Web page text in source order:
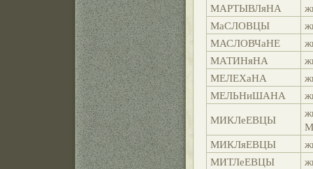
МАРТЫВЛяНА
МаСЛОВЦЫ
МАСЛОВЧаНЕ
МАТИНяНА
МЕЛЕХаНА
МЕЛЬНиШАНА
МИКЛеЕВЦЫ
МИКЛяЕВЦЫ
МИТЛеЕВЦЫ